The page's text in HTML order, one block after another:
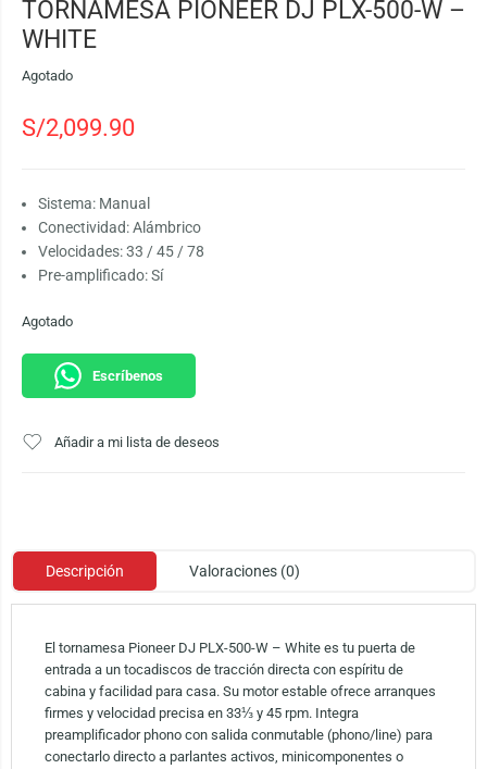
TORNAMESA PIONEER DJ PLX-500-W –
WHITE
Agotado
S/2,099.90
Sistema: Manual
Conectividad: Alámbrico
Velocidades: 33 / 45 / 78
Pre-amplificado: Sí
Agotado
Escríbenos
Añadir a mi lista de deseos
Descripción Valoraciones (0)
El tornamesa Pioneer DJ PLX-500-W – White es tu puerta de
entrada a un tocadiscos de tracción directa con espíritu de
cabina y facilidad para casa. Su motor estable ofrece arranques
firmes y velocidad precisa en 33⅓ y 45 rpm. Integra
preamplificador phono con salida conmutable (phono/line) para
conectarlo directo a parlantes activos, minicomponentes o